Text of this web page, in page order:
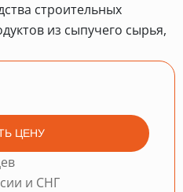
строительных
из сыпучего сырья,
ЦЕНУ
и СНГ